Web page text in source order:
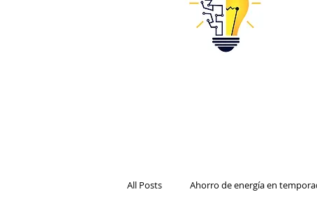
All Posts Ahorro de energía en